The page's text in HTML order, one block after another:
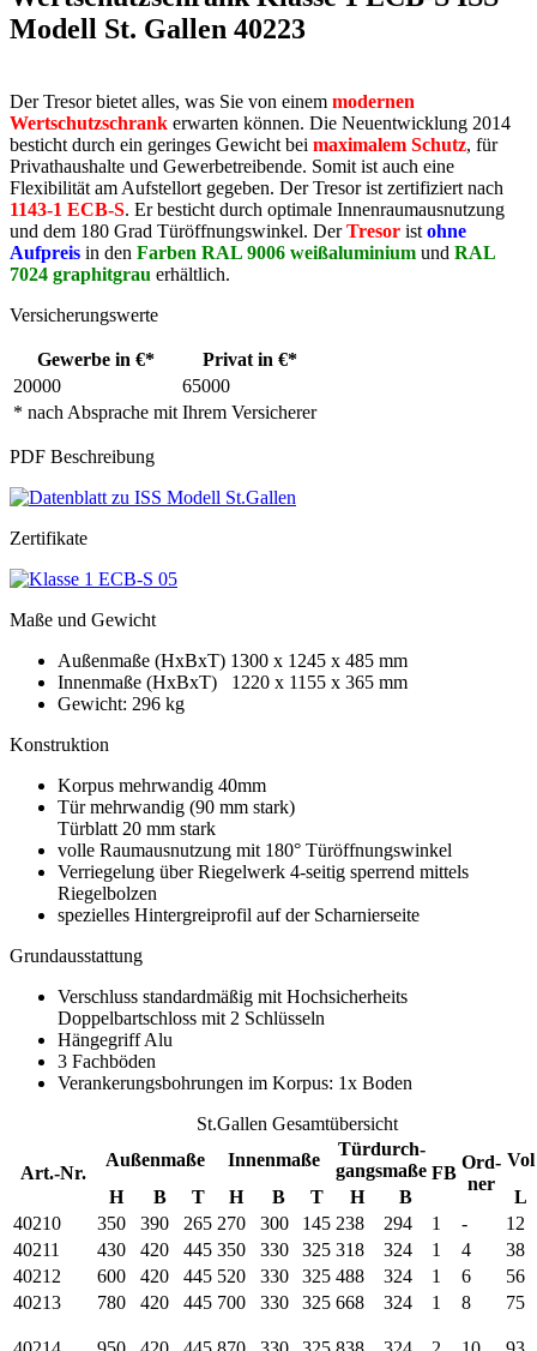
Modell St. Gallen 40223
Der Tresor bietet alles, was Sie von einem modernen
Wertschutzschrank erwarten können. Die Neuentwicklung 2014
besticht durch ein geringes Gewicht bei maximalem Schutz, für
Privathaushalte und Gewerbetreibende. Somit ist auch eine
Flexibilität am Aufstellort gegeben. Der Tresor ist zertifiziert nach
1143-1 ECB-S. Er besticht durch optimale Innenraumausnutzung
und dem 180 Grad Türöffnungswinkel. DerTresor ist ohne
Aufpreis in den Farben RAL 9006 weißaluminium und RAL
7024 graphitgrau erhältlich.
Versicherungswerte
Gewerbe in €* Privat in €*
* nach Absprache mit Ihrem Versicherer
20000 65000
PDF Beschreibung
Zertifikate
Maße und Gewicht
Außenmaße (HxBxT) 1300 x 1245 x 485 mm
Innenmaße (HxBxT) 1220 x 1155 x 365 mm
Gewicht: 296 kg
Konstruktion
Korpus mehrwandig 40mm
Tür mehrwandig (90 mm stark)
Türblatt 20 mm stark
volle Raumausnutzung mit 180° Türöffnungswinkel
Verriegelung über Riegelwerk 4-seitig sperrend mittels
Riegelbolzen
spezielles Hintergreiprofil auf der Scharnierseite
Grundausstattung
Verschluss standardmäßig mit Hochsicherheits
Doppelbartschloss mit 2 Schlüsseln
Hängegriff Alu
3 Fachböden
Verankerungsbohrungen im Korpus: 1x Boden
St.Gallen Gesamtübersicht
Art.-Nr.
Außenmaße Innenmaße
Türdurch-
gangsmaße FB
Ord-
ner
Vol
H
B T H B T H B
L
40210
350 390 265 270 300 145 238 294 1 -
12
40211
430 420 445 350 330 325 318 324 1 4
38
40212
600 420 445 520 330 325 488 324 1 6
56
40213
780 420 445 700 330 325 668 324 1 8 75